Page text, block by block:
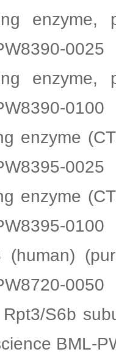
0025
0100
enzyme
0025
enzyme
0100
(human)
0050
S6b
BML-